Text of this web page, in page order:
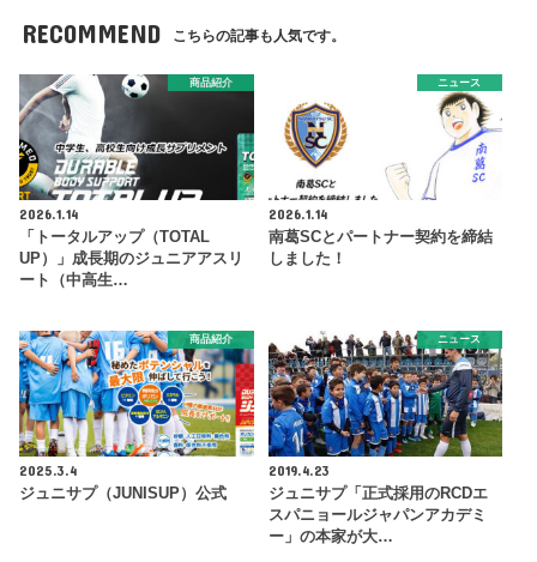
RECOMMEND こちらの記事も人気です。
商品紹介
2026.1.14
「トータルアップ（TOTAL
UP）」成長期のジュニアアスリ
ート（中高生…
ニュース
2026.1.14
南葛SCとパートナー契約を締結
しました！
商品紹介
2025.3.4
ジュニサプ（JUNISUP）公式
ニュース
2019.4.23
ジュニサプ「正式採用のRCDエ
スパニョールジャパンアカデミ
ー」の本家が大…